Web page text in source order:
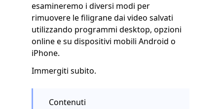
esamineremo i diversi modi per
rimuovere le filigrane dai video salvati
utilizzando programmi desktop, opzioni
online e su dispositivi mobili Android o
iPhone.
Immergiti subito.
Contenuti